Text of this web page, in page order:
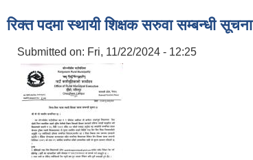
रिक्त पदमा स्थायी शिक्षक सरुवा सम्बन्धी सूचना
Submitted on: Fri, 11/22/2024 - 12:25